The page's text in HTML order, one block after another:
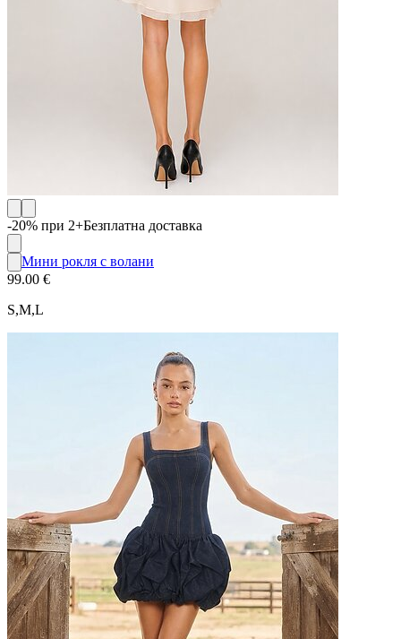
-20% при 2+Безплатна доставка
Мини рокля с волани
99.00 €
S,M,L